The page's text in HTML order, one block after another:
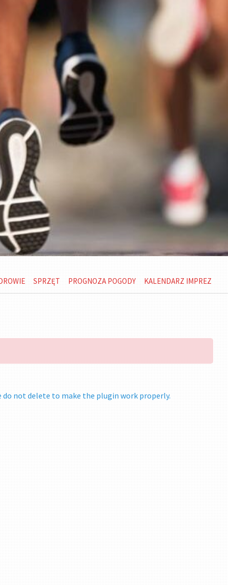
SPRZĘT PROGNOZA POGODY KALENDARZ IMPREZ
do not delete to make the plugin work properly.